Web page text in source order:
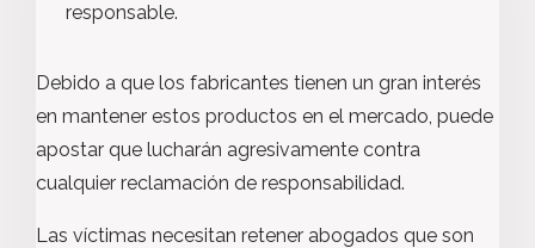
responsable.
Debido a que los fabricantes tienen un gran interés
en mantener estos productos en el mercado, puede
apostar que lucharán agresivamente contra
cualquier reclamación de responsabilidad.
Las víctimas necesitan retener abogados que son